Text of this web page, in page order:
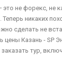
не форекс, не
никаких
сделать не
цены Казань - SP
тур,